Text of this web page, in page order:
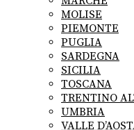
MOLISE
PIEMONTE
PUGLIA
SARDEGNA
SICILIA
TOSCANA
TRENTINO
UMBRIA
VALLE